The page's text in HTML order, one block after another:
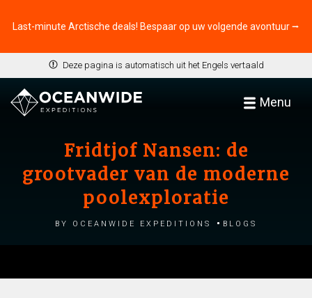
Last-minute Arctische deals! Bespaar op uw volgende avontuur ⭢
Deze pagina is automatisch uit het Engels vertaald
Menu
Fridtjof Nansen: de
grootvader van de moderne
poolexploratie
by Oceanwide Expeditions Blogs